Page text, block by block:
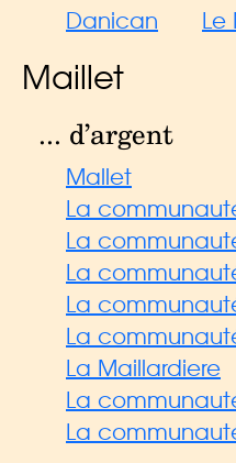
Danican Le
Maillet
... d’argent
Mallet
La
La
La
La
La
La Maillardiere
La
La